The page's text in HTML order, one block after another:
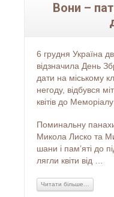
Вони –
6 грудня Україна
відзначила День
дати на міському
негоду, відбувся
квітів до
Поминальну
Микола Лиско та
шани і пам’яті до
лягли квіти від …
Читати більше…